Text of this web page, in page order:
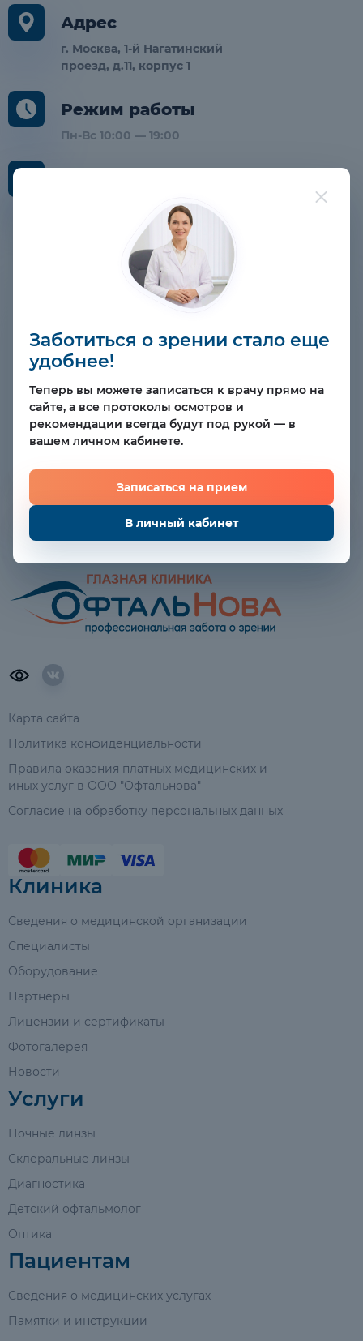
Адрес
г. Москва, 1-й Нагатинский
проезд, д.11, корпус 1
Режим работы
Пн-Вс 10:00 — 19:00
Записаться онлайн
Карта сайта
Политика конфиденциальности
Правила оказания платных медицинских и
иных услуг в ООО "Офтальнова"
Согласие на обработку персональных данных
Клиника
Сведения о медицинской организации
Специалисты
Оборудование
Партнеры
Лицензии и сертификаты
Фотогалерея
Новости
Услуги
Ночные линзы
Склеральные линзы
Диагностика
Детский офтальмолог
Оптика
Пациентам
Сведения о медицинских услугах
Памятки и инструкции
Заботиться о зрении стало еще
удобнее!
Теперь вы можете записаться к врачу прямо на
сайте, а все протоколы осмотров и
рекомендации всегда будут под рукой — в
вашем личном кабинете.
Записаться на прием
В личный кабинет